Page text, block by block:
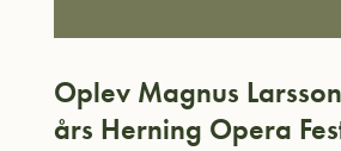
Oplev Magnus
års Herning Opera